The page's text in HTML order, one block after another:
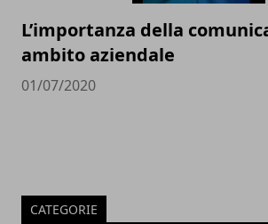
L’importanza della
ambito aziendale
01/07/2020
CATEGORIE